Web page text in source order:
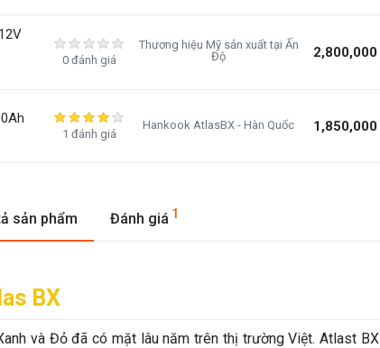
0 đánh giá
Thương hiệu Mỹ sản xuất tại Ấn
Độ
2,800,000
1 đánh giá
Hankook AtlasBX - Hàn Quốc 1,850,000
sản phẩm Đánh giá 1
BX
và Đỏ đã có mặt lâu năm trên thị trường Việt. Atlast BX